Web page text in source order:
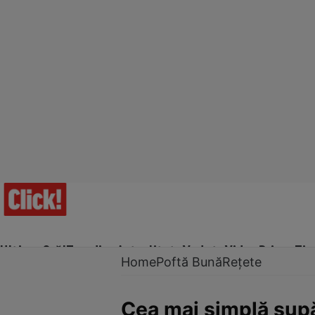
Ultima Oră!Trending Actualitate Vedete Video Prime Time
HomePoftă BunăRețete
Cea mai simplă